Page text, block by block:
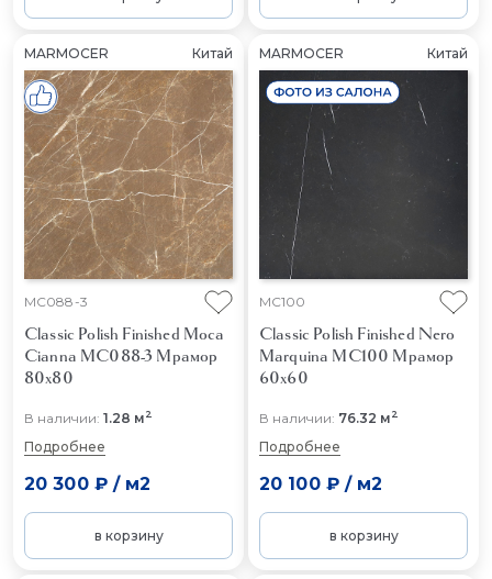
MARMOCER Китай
MC088-3
Classic Polish Finished Moca
Cianna MC088-3 Мрамор
80x80
В наличии: 1.28 м2
Подробнее
20 300 ₽/ м2
в корзину
MARMOCER Китай
MC100
Classic Polish Finished Nero
Marquina MC100 Мрамор
60x60
В наличии: 76.32 м2
Подробнее
20 100 ₽/ м2
в корзину